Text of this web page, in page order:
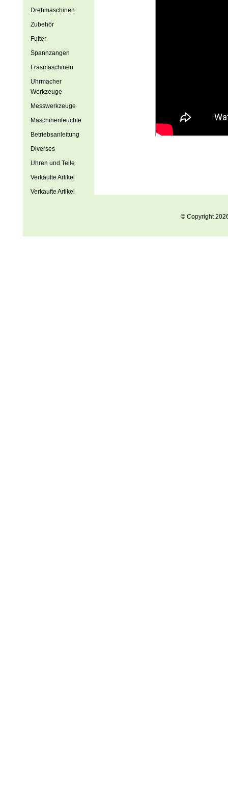
Drehmaschinen
Zubehör
Futter
Spannzangen
Fräsmaschinen
Uhrmacher
Werkzeuge
Messwerkzeuge
Maschinenleuchte
Betriebsanleitung
Diverses
Uhren und Teile
Verkaufte Artikel
Verkaufte Artikel
© Copyright